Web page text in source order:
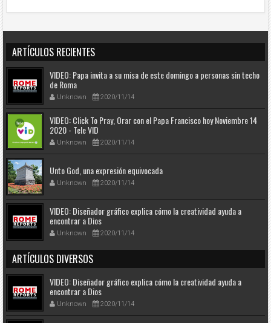
ARTÍCULOS RECIENTES
VIDEO: Papa invita a su misa de este domingo a personas sin techo
de Roma
Unknown 2020/11/14
VIDEO: Click To Pray, Orar con el Papa Francisco hoy Noviembre 14
2020 - Tele VID
Unknown 2020/11/14
Unto God, una expresión equivocada
Unknown 2020/11/14
VIDEO: Diseñador gráfico explica cómo la creatividad ayuda a
encontrar a Dios
Unknown 2020/11/14
ARTÍCULOS DIVERSOS
VIDEO: Diseñador gráfico explica cómo la creatividad ayuda a
encontrar a Dios
Unknown 2020/11/14